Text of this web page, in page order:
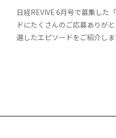
日経REVIVE 6月号で募集した
ドにたくさんのご応募ありが
選したエピソードをご紹介しま